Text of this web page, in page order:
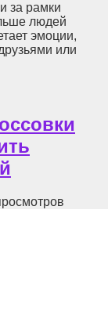
за рамки
людей
эмоции,
или